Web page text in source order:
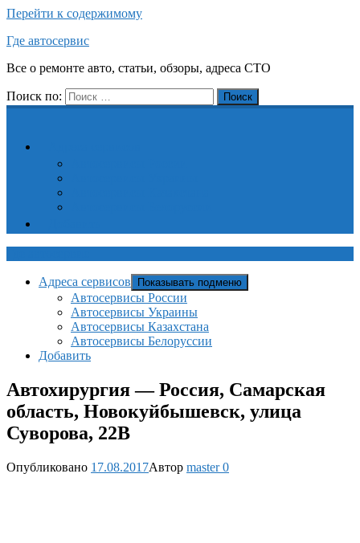
Перейти к содержимому
Где автосервис
Все о ремонте авто, статьи, обзоры, адреса СТО
Поиск по: Поиск
Адреса сервисов Показывать подменю
Автосервисы России
Автосервисы Украины
Автосервисы Казахстана
Автосервисы Белоруссии
Добавить
Автохирургия — Россия, Самарская
область, Новокуйбышевск, улица
Суворова, 22В
Опубликовано 17.08.2017Автор master0